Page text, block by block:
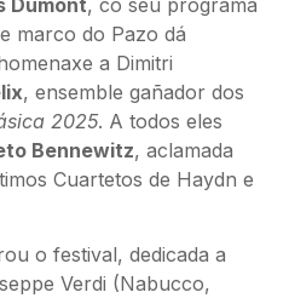
Dumont, co seu programa
marco do Pazo dá
a Dimitri
, ensemble gañador dos
2025. A todos eles
Bennewitz, aclamada
Cuartetos de Haydn e
o festival, dedicada a
Verdi (Nabucco,